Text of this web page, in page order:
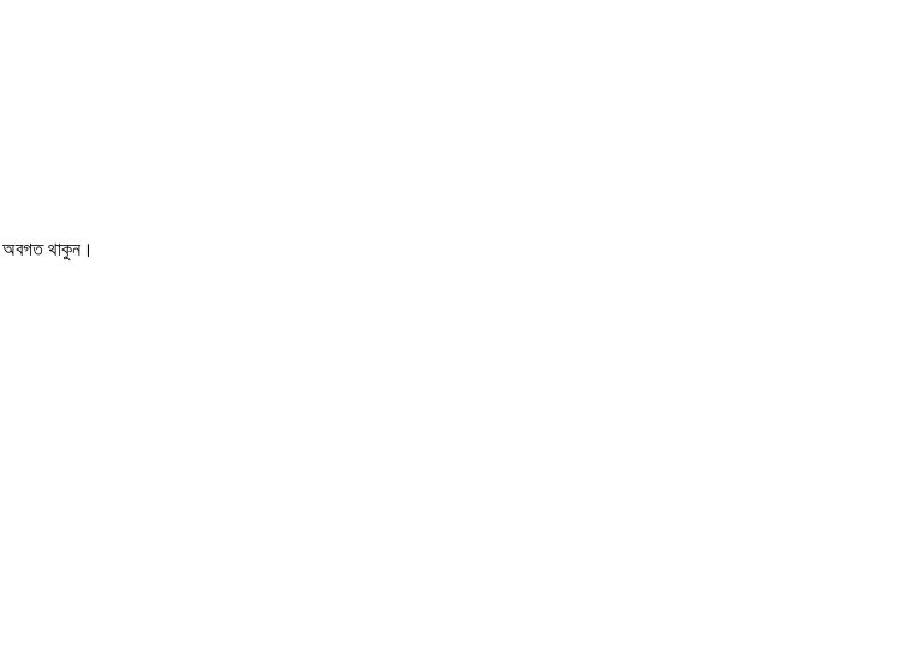
অবগত থাকুন।